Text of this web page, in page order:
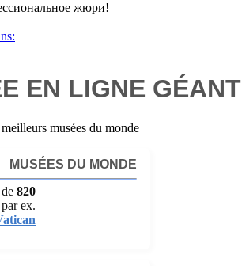
жюри!
EN LIGNE GÉANT
musées du monde
MUSÉES DU MONDE
de820
ex.